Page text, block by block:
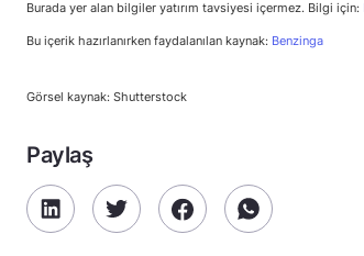
Burada yer alan bilgiler yatırım tavsiyesi içermez. Bilgi için:
Bu içerik hazırlanırken faydalanılan kaynak: Benzinga
Görsel kaynak: Shutterstock
Paylaş